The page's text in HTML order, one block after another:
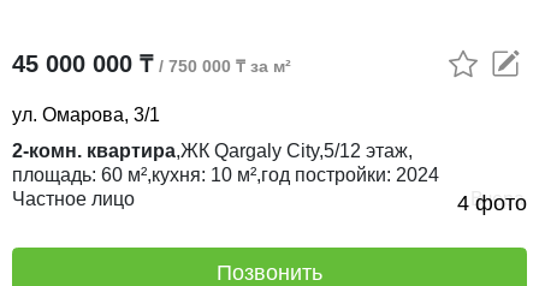
4 фото
45 000 000 ₸ / 750 000 ₸ за м²
ул. Омарова, 3/1
2-комн. квартира,ЖК Qargaly City,5/12 этаж,
площадь: 60 м²,кухня: 10 м²,год постройки: 2024
Частное лицо
Вчера
Позвонить